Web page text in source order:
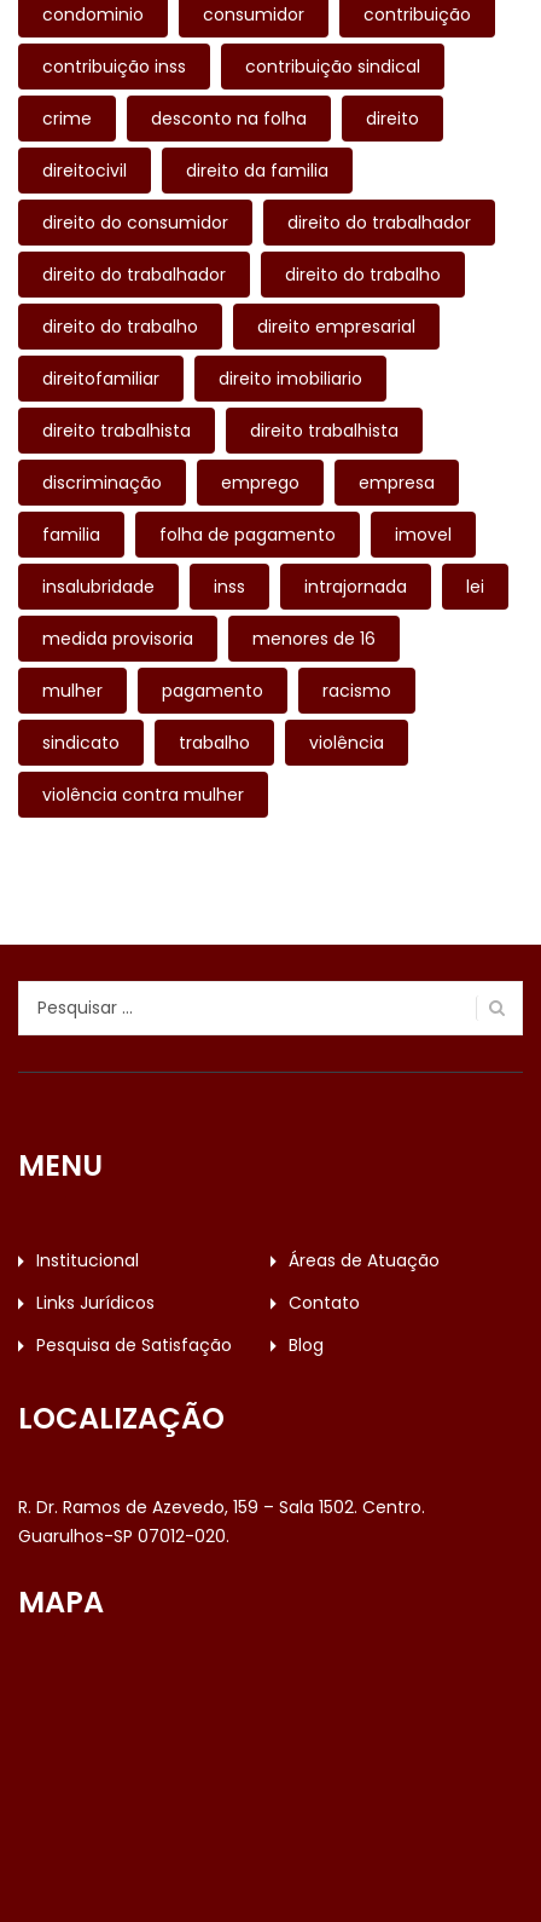
condominio consumidor contribuição
contribuição inss contribuição sindical
crime desconto na folha direito
direitocivil direito da familia
direito do consumidor direito do trabalhador
direito do trabalhador direito do trabalho
direito do trabalho direito empresarial
direitofamiliar direito imobiliario
direito trabalhista direito trabalhista
discriminação emprego empresa
familia folha de pagamento imovel
insalubridade inss intrajornada lei
medida provisoria menores de 16
mulher pagamento racismo
sindicato trabalho violência
violência contra mulher
MENU
Institucional
Áreas de Atuação
Links Jurídicos
Contato
Pesquisa de Satisfação
Blog
LOCALIZAÇÃO
R. Dr. Ramos de Azevedo, 159 – Sala 1502. Centro.
Guarulhos-SP 07012-020.
MAPA